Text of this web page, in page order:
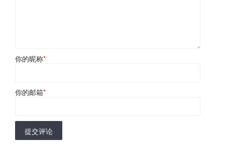
你的昵称*
你的邮箱*
提交评论